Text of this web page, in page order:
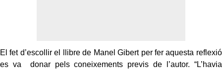
El fet d’escollir el llibre de Manel Gibert per fer aquesta reflexió
es va donar pels coneixements previs de l’autor. “L’havia